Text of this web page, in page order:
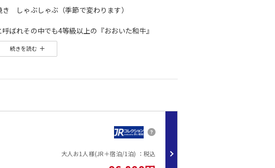
しゃぶしゃぶ（季節で変わります）
ばれその中でも4等級以上の『おおいた和牛』
な味わいが特長です。
下さいませ。
ー(約5分)・くじゅう花公園(約5分)・やまなみハイウェイ(約20分)・大観峰(約
続きを読む
大人お1人様(JR＋宿泊/1泊) ：税込